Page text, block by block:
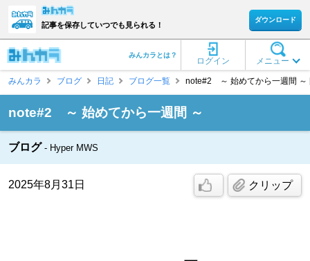
記事を保存していつでも見られる！
ダウンロード
メニュー
ログイン
みんカラとは？
みんカラ ブログ 日記 ブログ一覧 note#2 ～ 始めてから一週間 ～
note#2 ～ 始めてから一週間 ～
ブログ Hyper MWS
2025年8月31日 クリップ